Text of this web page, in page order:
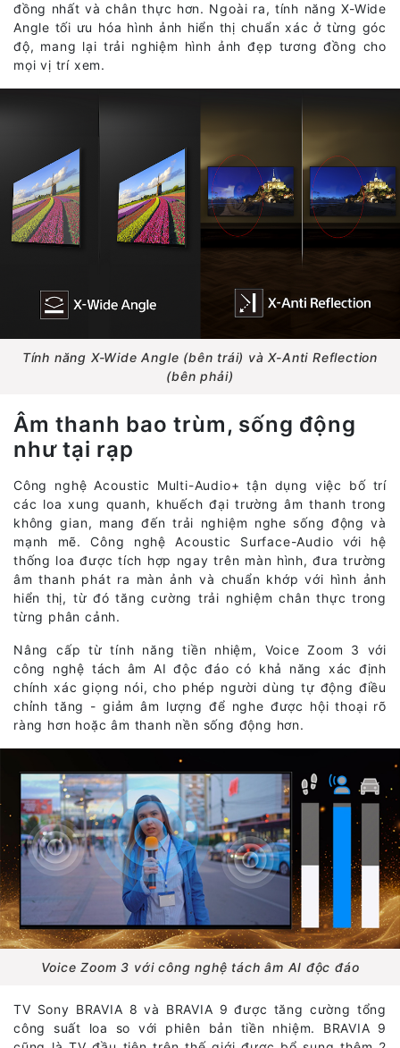
đồng nhất và chân thực hơn. Ngoài ra, tính năng X-Wide
Angle tối ưu hóa hình ảnh hiển thị chuẩn xác ở từng góc
độ, mang lại trải nghiệm hình ảnh đẹp tương đồng cho
mọi vị trí xem.
Tính năng X-Wide Angle (bên trái) và X-Anti Reflection
(bên phải)
Âm thanh bao trùm, sống động
như tại rạp
Công nghệ Acoustic Multi-Audio+ tận dụng việc bố trí
các loa xung quanh, khuếch đại trường âm thanh trong
không gian, mang đến trải nghiệm nghe sống động và
mạnh mẽ. Công nghệ Acoustic Surface-Audio với hệ
thống loa được tích hợp ngay trên màn hình, đưa trường
âm thanh phát ra màn ảnh và chuẩn khớp với hình ảnh
hiển thị, từ đó tăng cường trải nghiệm chân thực trong
từng phân cảnh.
Nâng cấp từ tính năng tiền nhiệm, Voice Zoom 3 với
công nghệ tách âm AI độc đáo có khả năng xác định
chính xác giọng nói, cho phép người dùng tự động điều
chỉnh tăng - giảm âm lượng để nghe được hội thoại rõ
ràng hơn hoặc âm thanh nền sống động hơn.
Voice Zoom 3 với công nghệ tách âm AI độc đáo
TV Sony BRAVIA 8 và BRAVIA 9 được tăng cường tổng
công suất loa so với phiên bản tiền nhiệm. BRAVIA 9